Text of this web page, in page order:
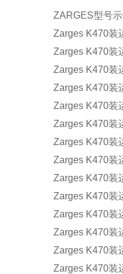
ZARGES型号示
Zarges K470装
Zarges K470装
Zarges K470装
Zarges K470装
Zarges K470装
Zarges K470装
Zarges K470装
Zarges K470装
Zarges K470装
Zarges K470装
Zarges K470装
Zarges K470装
Zarges K470装
Zarges K470装